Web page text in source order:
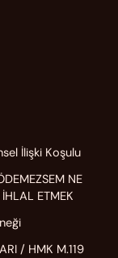
İlişki Koşulu
NE
ETMEK
/ HMK M.119